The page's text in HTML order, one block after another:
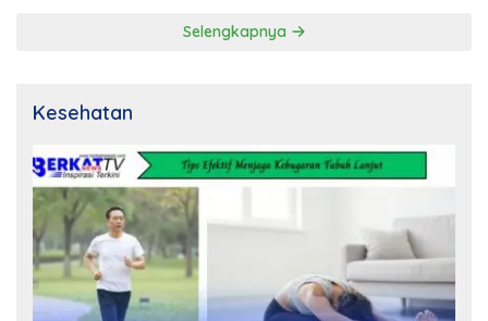
Selengkapnya
Kesehatan